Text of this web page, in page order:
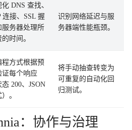
DNS 查找、
连接、SSL 握
服务器处理所
时间。
识别网络延迟与服
务器端性能瓶颈。
程方式根据预
证每个响应
态 200、JSON
。
将手动抽查转变为
可重复的自动化回
归测试。
：协作与治理